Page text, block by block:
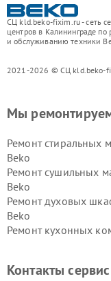
СЦ kld.beko-fixim.ru - сеть
центров в Калининграде по
и обслуживанию техники
2021-2026 © СЦ kld.beko-
Мы
Ремонт стиральных
Beko
Ремонт сушильных
Beko
Ремонт духовых
Beko
Ремонт кухонных
Ремонт
Контакты